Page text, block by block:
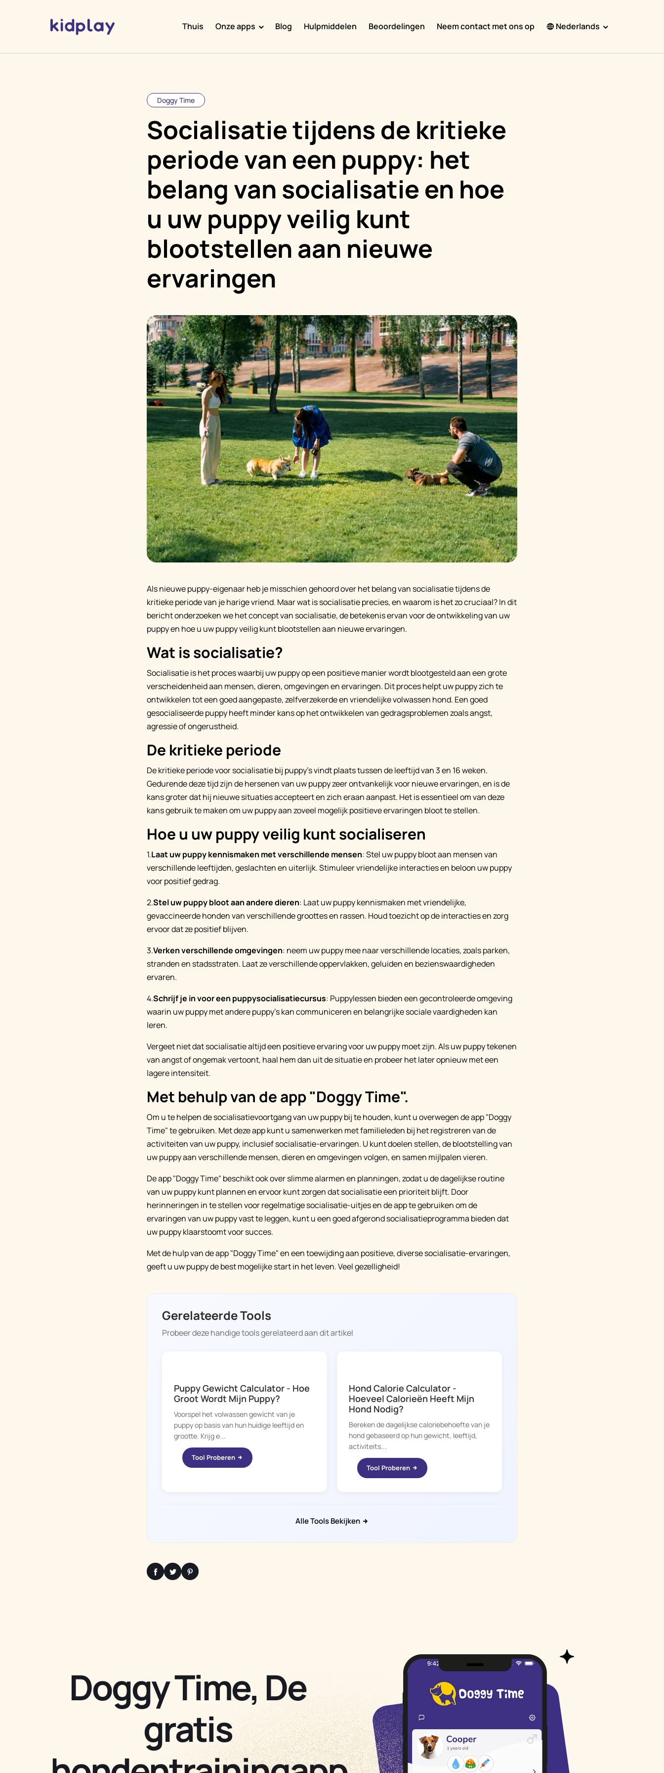
Thuis Onze apps
Fever Whiz
Blog Hulpmiddelen Beoordelingen Neem contact met ons op Nederlands
Doggy Time
Socialisatie tijdens de kritieke
periode van een puppy: het
belang van socialisatie en hoe
u uw puppy veilig kunt
blootstellen aan nieuwe
ervaringen
Als nieuwe puppy-eigenaar heb je misschien gehoord over het belang van socialisatie tijdens de
kritieke periode van je harige vriend. Maar wat is socialisatie precies, en waarom is het zo cruciaal? In dit
bericht onderzoeken we het concept van socialisatie, de betekenis ervan voor de ontwikkeling van uw
puppy en hoe u uw puppy veilig kunt blootstellen aan nieuwe ervaringen.
Wat is socialisatie?
Socialisatie is het proces waarbij uw puppy op een positieve manier wordt blootgesteld aan een grote
verscheidenheid aan mensen, dieren, omgevingen en ervaringen. Dit proces helpt uw puppy zich te
ontwikkelen tot een goed aangepaste, zelfverzekerde en vriendelijke volwassen hond. Een goed
gesocialiseerde puppy heeft minder kans op het ontwikkelen van gedragsproblemen zoals angst,
agressie of ongerustheid.
De kritieke periode
De kritieke periode voor socialisatie bij puppy’s vindt plaats tussen de leeftijd van 3 en 16 weken.
Gedurende deze tijd zijn de hersenen van uw puppy zeer ontvankelijk voor nieuwe ervaringen, en is de
kans groter dat hij nieuwe situaties accepteert en zich eraan aanpast. Het is essentieel om van deze
kans gebruik te maken om uw puppy aan zoveel mogelijk positieve ervaringen bloot te stellen.
Hoe u uw puppy veilig kunt socialiseren
1.Laat uw puppy kennismaken met verschillende mensen: Stel uw puppy bloot aan mensen van
verschillende leeftijden, geslachten en uiterlijk. Stimuleer vriendelijke interacties en beloon uw puppy
voor positief gedrag.
2.Stel uw puppy bloot aan andere dieren: Laat uw puppy kennismaken met vriendelijke,
gevaccineerde honden van verschillende groottes en rassen. Houd toezicht op de interacties en zorg
ervoor dat ze positief blijven.
3.Verken verschillende omgevingen: neem uw puppy mee naar verschillende locaties, zoals parken,
stranden en stadsstraten. Laat ze verschillende oppervlakken, geluiden en bezienswaardigheden
ervaren.
4.Schrijf je in voor een puppysocialisatiecursus: Puppylessen bieden een gecontroleerde omgeving
waarin uw puppy met andere puppy's kan communiceren en belangrijke sociale vaardigheden kan
leren.
Vergeet niet dat socialisatie altijd een positieve ervaring voor uw puppy moet zijn. Als uw puppy tekenen
van angst of ongemak vertoont, haal hem dan uit de situatie en probeer het later opnieuw met een
lagere intensiteit.
Met behulp van de app "Doggy Time".
Om u te helpen de socialisatievoortgang van uw puppy bij te houden, kunt u overwegen de app "Doggy
Time" te gebruiken. Met deze app kunt u samenwerken met familieleden bij het registreren van de
activiteiten van uw puppy, inclusief socialisatie-ervaringen. U kunt doelen stellen, de blootstelling van
uw puppy aan verschillende mensen, dieren en omgevingen volgen, en samen mijlpalen vieren.
De app "Doggy Time" beschikt ook over slimme alarmen en planningen, zodat u de dagelijkse routine
van uw puppy kunt plannen en ervoor kunt zorgen dat socialisatie een prioriteit blijft. Door
herinneringen in te stellen voor regelmatige socialisatie-uitjes en de app te gebruiken om de
ervaringen van uw puppy vast te leggen, kunt u een goed afgerond socialisatieprogramma bieden dat
uw puppy klaarstoomt voor succes.
Met de hulp van de app "Doggy Time" en een toewijding aan positieve, diverse socialisatie-ervaringen,
geeft u uw puppy de best mogelijke start in het leven. Veel gezelligheid!
Gerelateerde Tools
Probeer deze handige tools gerelateerd aan dit artikel
Puppy Gewicht Calculator - Hoe
Groot Wordt Mijn Puppy?
Voorspel het volwassen gewicht van je
puppy op basis van hun huidige leeftijd en
grootte. Krijg e...
Tool Proberen
Hond Calorie Calculator -
Hoeveel Calorieën Heeft Mijn
Hond Nodig?
Bereken de dagelijkse caloriebehoefte van je
hond gebaseerd op hun gewicht, leeftijd,
activiteits...
Tool Proberen
Alle Tools Bekijken
Doggy Time, De
gratis